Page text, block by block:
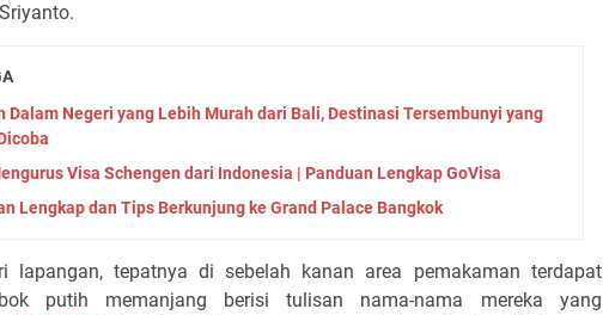
Dalam Negeri yang Lebih Murah dari Bali, Destinasi Tersembunyi yang
Visa Schengen dari Indonesia | Panduan Lengkap GoVisa
Lengkap dan Tips Berkunjung ke Grand Palace Bangkok
lapangan, tepatnya di sebelah kanan area pemakaman terdapat
putih memanjang berisi tulisan nama-nama mereka yang